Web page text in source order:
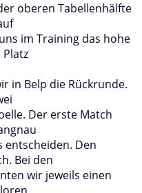
oberen Tabellenhälfte
im Training das hohe
in Belp die Rückrunde.
Der erste Match
Den
Bei den
wir jeweils einen